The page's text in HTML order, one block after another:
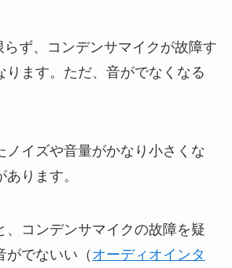
らず、コンデンサマイクが故障す
ります。ただ、音がでなくなる
ノイズや音量がかなり小さくな
ります。
、コンデンサマイクの故障を疑
がでないい（ オーディオインタ